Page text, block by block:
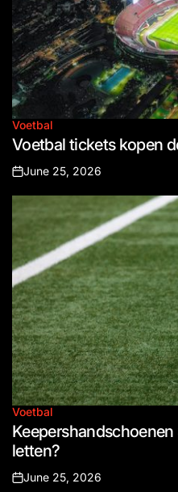
Posted
in
Voetbal
Voetbal tickets kopen
Posted
on
June 25, 2026
Posted
in
Voetbal
letten?
Posted
June 25, 2026